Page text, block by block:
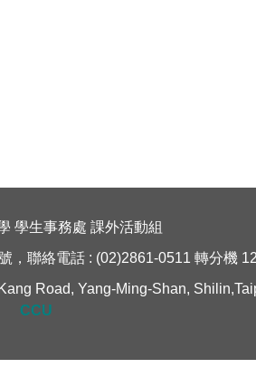
學生事務處 課外活動組
，聯絡電話 : (02)2861-0511 轉分機
Road, Yang-Ming-Shan,
CCU